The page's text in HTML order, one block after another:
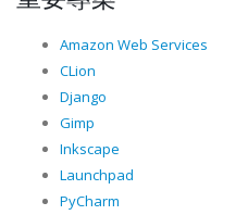
Amazon Web Services
CLion
Django
Gimp
Inkscape
Launchpad
PyCharm